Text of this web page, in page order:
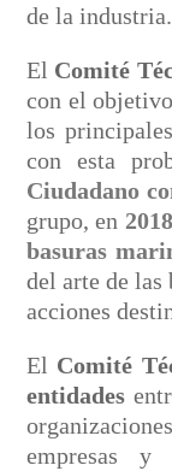
de la industria.
El Comité
con el
los
con esta
Ciudadano
grupo, en 2018
basuras
del arte de las
acciones
El Comité
entidades
empresas y